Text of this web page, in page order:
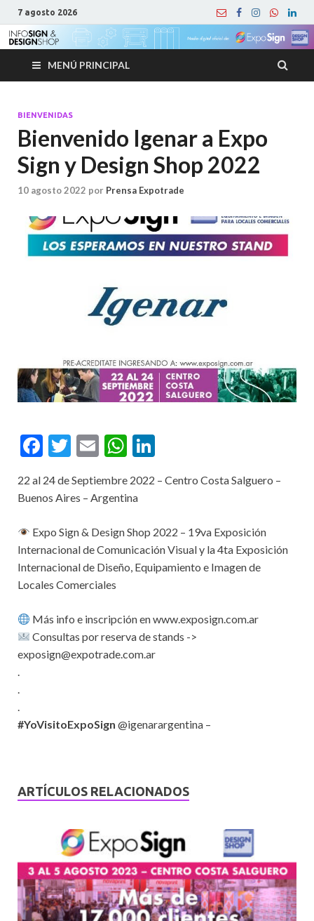
7 agosto 2026
MENÚ PRINCIPAL
BIENVENIDAS
Bienvenido Igenar a Expo
Sign y Design Shop 2022
10 agosto 2022 por Prensa Expotrade
F
e
o
o
k
T
itt
E
ai
l
W
at
A
p
p
ke
n
22 al 24 de Septiembre 2022 – Centro Costa Salguero –
Buenos Aires – Argentina
Expo Sign & Design Shop 2022 – 19va Exposición
Internacional de Comunicación Visual y la 4ta Exposición
Internacional de Diseño, Equipamiento e Imagen de
Locales Comerciales
Más info e inscripción en www.exposign.com.ar
Consultas por reserva de stands ->
exposign@expotrade.com.ar
.
.
.
#YoVisitoExpoSign @igenarargentina –
ARTÍCULOS RELACIONADOS